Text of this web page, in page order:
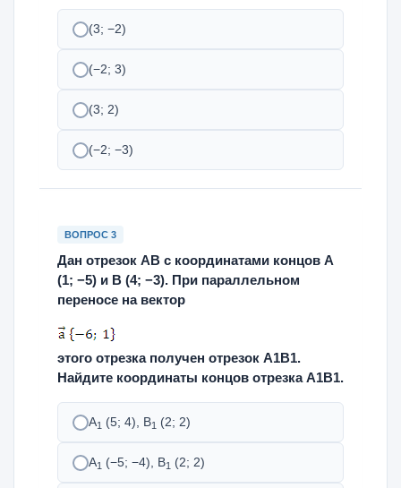
(3; −2)
(−2; 3)
(3; 2)
(−2; −3)
ВОПРОС 3
Дан отрезок АВ с координатами концов А
(1; −5) и В (4; −3). При параллельном
переносе на вектор
этого отрезка получен отрезок А1В1.
Найдите координаты концов отрезка А1В1.
А1 (5; 4), В1 (2; 2)
А1 (−5; −4), В1 (2; 2)